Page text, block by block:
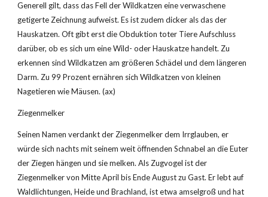
Generell gilt, dass das Fell der Wildkatzen eine verwaschene
getigerte Zeichnung aufweist. Es ist zudem dicker als das der
Hauskatzen. Oft gibt erst die Obduktion toter Tiere Aufschluss
darüber, ob es sich um eine Wild- oder Hauskatze handelt. Zu
erkennen sind Wildkatzen am größeren Schädel und dem längeren
Darm. Zu 99 Prozent ernähren sich Wildkatzen von kleinen
Nagetieren wie Mäusen. (ax)
Ziegenmelker
Seinen Namen verdankt der Ziegen­melker dem Irrglauben, er
würde sich nachts mit seinem weit öffnenden Schnabel an die Euter
der Ziegen hängen und sie melken. Als Zugvogel ist der
Ziegenmelker von Mitte April bis Ende August zu Gast. Er lebt auf
Waldlichtungen, Heide und Brachland, ist etwa amselgroß und hat